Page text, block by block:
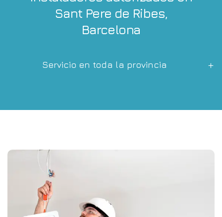
Sant Pere de Ribes,
Barcelona
Servicio en toda la provincia